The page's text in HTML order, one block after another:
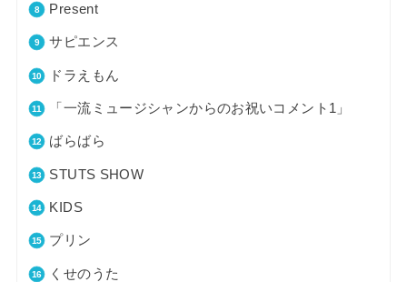
Present
サピエンス
ドラえもん
「一流ミュージシャンからのお祝いコメント1」
ばらばら
STUTS SHOW
KIDS
プリン
くせのうた